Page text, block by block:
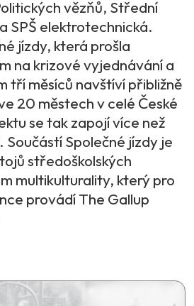
vězňů, Střední
SPŠ elektrotechnická.
jízdy, která prošla
na krizové vyjednávání a
tří měsíců navštíví přibližně
20 městech v celé České
se tak zapojí více než
Společné jízdy je
středoškolských
multikulturality, který pro
provádí The Gallup